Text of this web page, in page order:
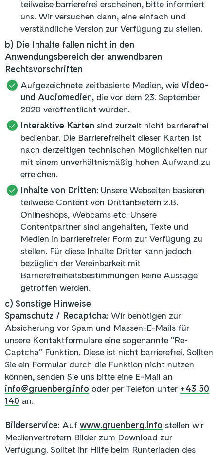
teilweise barrierefrei erscheinen, bitte informiert
uns. Wir versuchen dann, eine einfach und
verständliche Version zur Verfügung zu stellen.
b) Die Inhalte fallen nicht in den
Anwendungsbereich der anwendbaren
Rechtsvorschriften
Aufgezeichnete zeitbasierte Medien, wie Video-
und Audiomedien, die vor dem 23. September
2020 veröffentlicht wurden.
Interaktive Karten sind zurzeit nicht barrierefrei
bedienbar. Die Barrierefreiheit dieser Karten ist
nach derzeitigen technischen Möglichkeiten nur
mit einem unverhältnismäßig hohen Aufwand zu
erreichen.
Inhalte von Dritten: Unsere Webseiten basieren
teilweise Content von Drittanbietern z.B.
Onlineshops, Webcams etc. Unsere
Contentpartner sind angehalten, Texte und
Medien in barrierefreier Form zur Verfügung zu
stellen. Für diese Inhalte Dritter kann jedoch
bezüglich der Vereinbarkeit mit
Barrierefreiheitsbestimmungen keine Aussage
getroffen werden.
c) Sonstige Hinweise
Spamschutz / Recaptcha: Wir benötigen zur
Absicherung vor Spam und Massen-E-Mails für
unsere Kontaktformulare eine sogenannte "Re-
Captcha" Funktion. Diese ist nicht barrierefrei. Sollten
Sie ein Formular durch die Funktion nicht nutzen
können, senden Sie uns bitte eine E-Mail an
info@gruenberg.info oder per Telefon unter +43 50
140 an.
Bilderservice: Auf www.gruenberg.info stellen wir
Medienvertretern Bilder zum Download zur
Verfügung. Solltet ihr Hilfe beim Runterladen des